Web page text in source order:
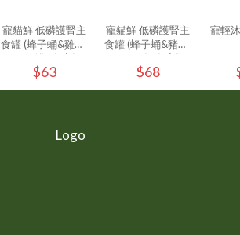
寵貓鮮 低磷護腎主
食罐 (蜂子蛹&雞肉)
80g/罐 - (1入)
$63
寵貓鮮 低磷護腎主
食罐 (蜂子蛹&豬肉)
80g/罐 - (1入)
$68
寵輕